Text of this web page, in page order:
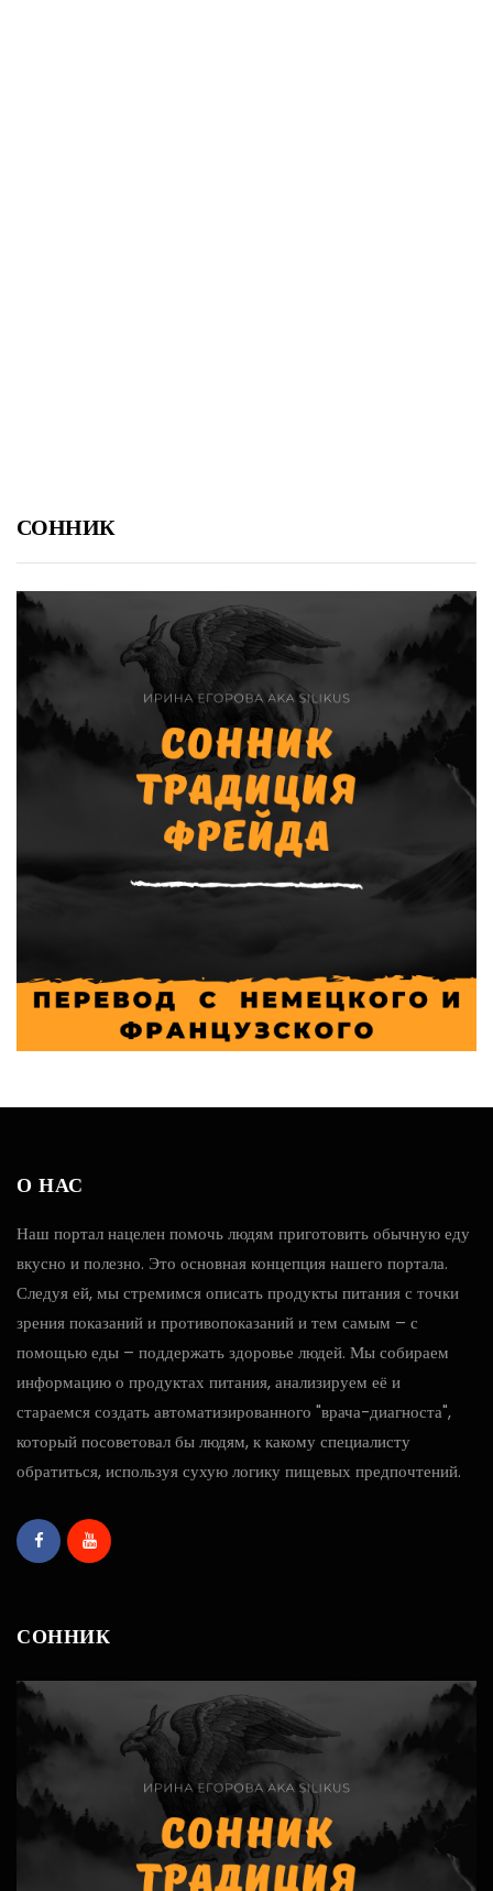
СОННИК
О НАС
Наш портал нацелен помочь людям приготовить обычную еду
вкусно и полезно. Это основная концепция нашего портала.
Следуя ей, мы стремимся описать продукты питания с точки
зрения показаний и противопоказаний и тем самым – с
помощью еды – поддержать здоровье людей. Мы собираем
информацию о продуктах питания, анализируем её и
стараемся создать автоматизированного "врача-диагноста",
который посоветовал бы людям, к какому специалисту
обратиться, используя сухую логику пищевых предпочтений.
СОННИК